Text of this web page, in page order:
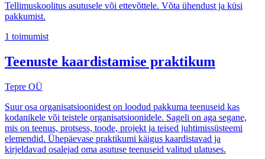
Tellimuskoolitus asutusele või ettevõttele. Võta ühendust ja küsi
pakkumist.
1 toimumist
Teenuste kaardistamise praktikum
Tepre OÜ
Suur osa organisatsioonidest on loodud pakkuma teenuseid kas
kodanikele või teistele organisatsioonidele. Sageli on aga segane,
mis on teenus, protsess, toode, projekt ja teised juhtimissüsteemi
elemendid. Ühepäevase praktikumi käigus kaardistavad ja
kirjeldavad osalejad oma asutuse teenuseid valitud ulatuses.